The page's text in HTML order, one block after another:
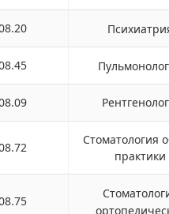
Стоматология
практики